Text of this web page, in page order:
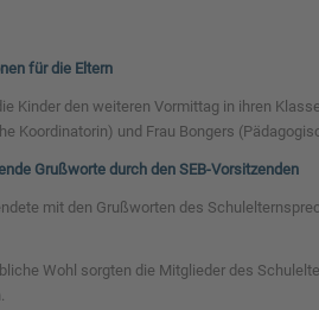
für die Eltern
Kinder den weiteren Vormittag in ihren
Koordinatorin) und Frau Bongers
Grußworte durch den SEB-Vorsitzenden
mit den Grußworten des
Wohl sorgten die Mitglieder des